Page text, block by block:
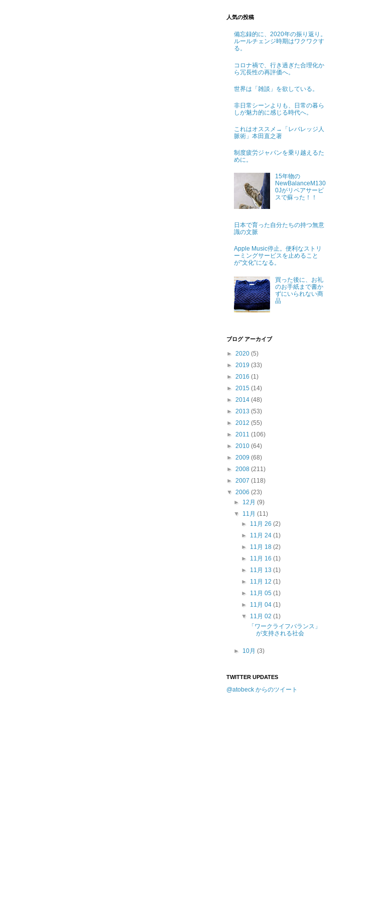
人気の投稿
備忘録的に、2020年の振り返り。
ルールチェンジ時期はワクワクす
る。
コロナ禍で、行き過ぎた合理化か
ら冗長性の再評価へ。
世界は「雑談」を欲している。
非日常シーンよりも、日常の暮ら
しが魅力的に感じる時代へ。
これはオススメ→「レバレッジ人
脈術」本田直之著
制度疲労ジャパンを乗り越えるた
めに。
15年物の
NewBalanceM130
0Jがリペアサービ
スで蘇った！！
日本で育った自分たちの持つ無意
識の文脈
Apple Music停止。便利なストリ
ーミングサービスを止めること
が"文化”になる。
買った後に、お礼
のお手紙まで書か
ずにいられない商
品
ブログ アーカイブ
► 2020 (5)
► 2019 (33)
► 2016 (1)
► 2015 (14)
► 2014 (48)
► 2013 (53)
► 2012 (55)
► 2011 (106)
► 2010 (64)
► 2009 (68)
► 2008 (211)
► 2007 (118)
▼ 2006 (23)
► 12月(9)
▼ 11月(11)
► 11月 26 (2)
► 11月 24 (1)
► 11月 18 (2)
► 11月 16 (1)
► 11月 13 (1)
► 11月 12 (1)
► 11月 05 (1)
► 11月 04 (1)
▼ 11月 02 (1)
「ワークライフバランス」
が支持される社会
► 10月(3)
TWITTER UPDATES
@atobeck からのツイート